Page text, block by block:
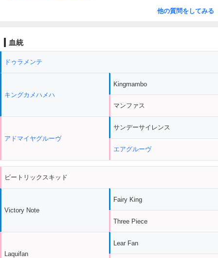
他の質問をしてみる
血統
ドゥラメンテ
キングカメハメハ
アドマイヤグルーヴ
Kingmambo
マンファス
サンデーサイレンス
エアグルーヴ
ビートリックスキッド
Victory Note
Laquifan
Fairy King
Three Piece
Lear Fan